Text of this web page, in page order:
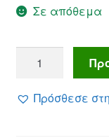
Σε απόθεμα
Αδυνατίσματος
Sauna
Belt
Πρόσθεσε